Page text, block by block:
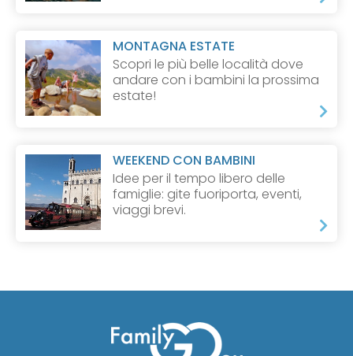
MONTAGNA ESTATE
Scopri le più belle località dove
andare con i bambini la prossima
estate!
WEEKEND CON BAMBINI
Idee per il tempo libero delle
famiglie: gite fuoriporta, eventi,
viaggi brevi.